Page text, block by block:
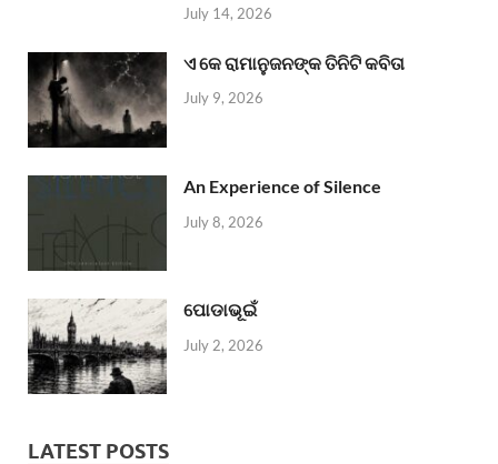
July 14, 2026
ଏ କେ ରାମାନୁଜନଙ୍କ ତିନିଟି କବିତା
July 9, 2026
An Experience of Silence
July 8, 2026
ପୋଡାଭୂଇଁ
July 2, 2026
LATEST POSTS